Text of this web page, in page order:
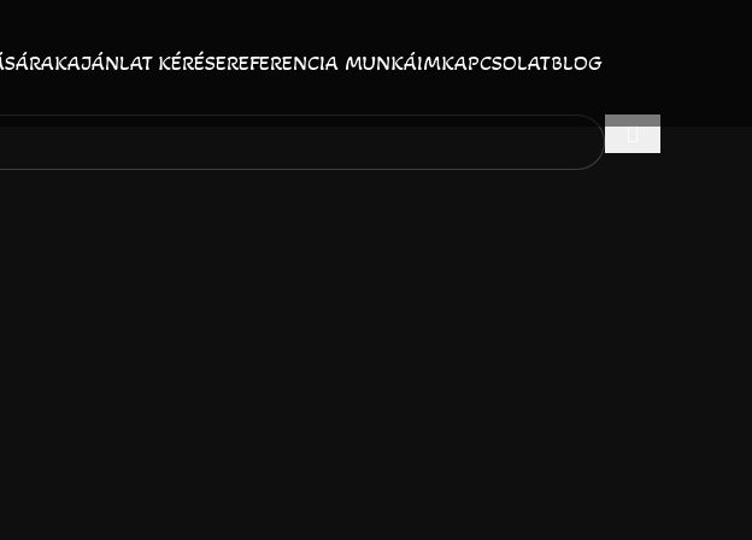
ÁRAKAJÁNLAT KÉRÉSEREFERENCIA MUNKÁIMKAPCSOLATBLOG